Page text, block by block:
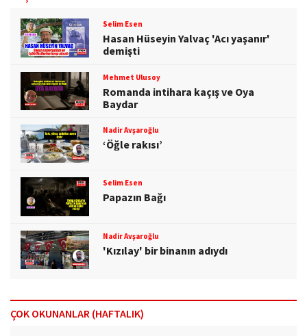
Selim Esen
Hasan Hüseyin Yalvaç 'Acı yaşanır'
demişti
Mehmet Ulusoy
Romanda intihara kaçış ve Oya
Baydar
Nadir Avşaroğlu
‘Öğle rakısı’
Selim Esen
Papazın Bağı
Nadir Avşaroğlu
'Kızılay' bir binanın adıydı
ÇOK OKUNANLAR (HAFTALIK)